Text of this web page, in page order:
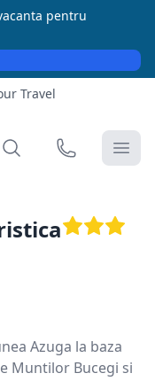
pentru
Travel
Azuga la baza
Muntilor Bucegi si